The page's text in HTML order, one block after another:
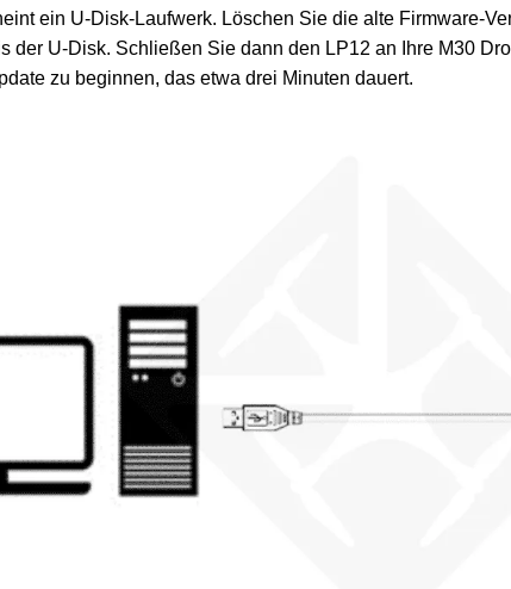
ein U-Disk-Laufwerk. Löschen Sie die alte Firmware-
der U-Disk. Schließen Sie dann den LP12 an Ihre M30
zu beginnen, das etwa drei Minuten dauert.